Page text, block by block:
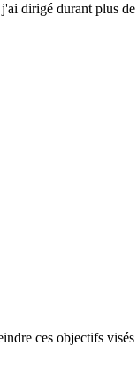
dirigé durant plus de
ces objectifs